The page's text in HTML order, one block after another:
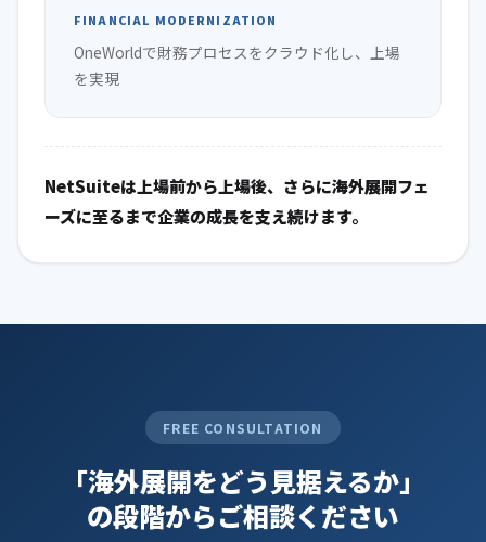
FINANCIAL MODERNIZATION
OneWorldで財務プロセスをクラウド化し、上場
を実現
NetSuiteは上場前から上場後、さらに海外展開フェ
ーズに至るまで企業の成長を支え続けます。
FREE CONSULTATION
「海外展開をどう見据えるか」
の段階からご相談ください